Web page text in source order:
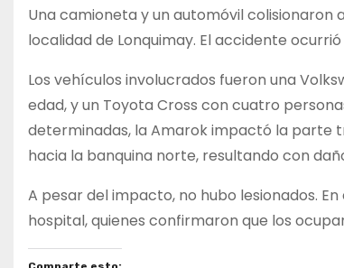
Una camioneta y un automóvil colisionaron
localidad de Lonquimay. El accidente
Los vehículos involucrados fueron una
edad, y un Toyota Cross con cuatro
determinadas, la Amarok impactó la parte
hacia la banquina norte, resultando con
A pesar del impacto, no hubo lesionados.
hospital, quienes confirmaron que los